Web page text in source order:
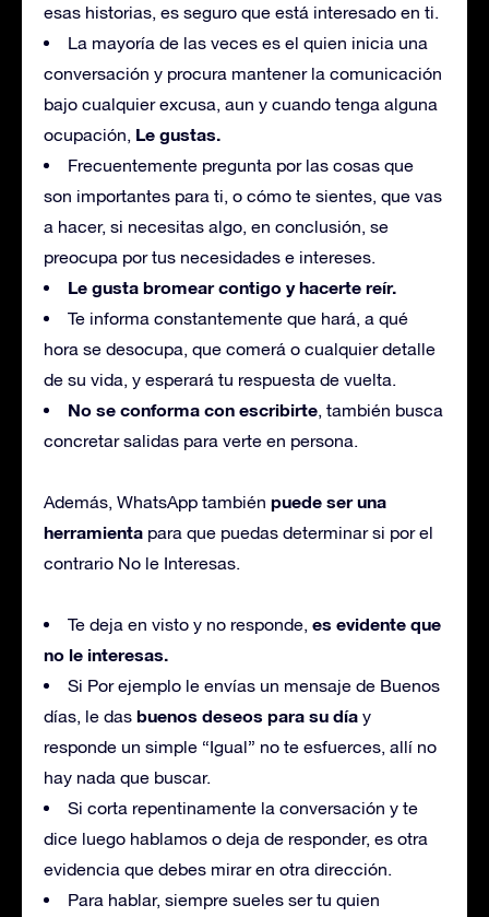
esas historias, es seguro que está interesado en ti.
La mayoría de las veces es el quien inicia una
conversación y procura mantener la comunicación
bajo cualquier excusa, aun y cuando tenga alguna
ocupación, Le gustas.
Frecuentemente pregunta por las cosas que
son importantes para ti, o cómo te sientes, que vas
a hacer, si necesitas algo, en conclusión, se
preocupa por tus necesidades e intereses.
Le gusta bromear contigo y hacerte reír.
Te informa constantemente que hará, a qué
hora se desocupa, que comerá o cualquier detalle
de su vida, y esperará tu respuesta de vuelta.
No se conforma con escribirte, también busca
concretar salidas para verte en persona.
Además, WhatsApp también puede ser una
herramienta para que puedas determinar si por el
contrario No le Interesas.
Te deja en visto y no responde, es evidente que
no le interesas.
Si Por ejemplo le envías un mensaje de Buenos
días, le das buenos deseos para su día y
responde un simple “Igual” no te esfuerces, allí no
hay nada que buscar.
Si corta repentinamente la conversación y te
dice luego hablamos o deja de responder, es otra
evidencia que debes mirar en otra dirección.
Para hablar, siempre sueles ser tu quien